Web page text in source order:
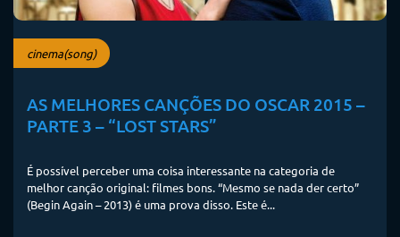
cinema(song)
AS MELHORES CANÇÕES DO OSCAR 2015 –
PARTE 3 – “LOST STARS”
É possível perceber uma coisa interessante na categoria de
melhor canção original: filmes bons. “Mesmo se nada der certo”
(Begin Again – 2013) é uma prova disso. Este é...